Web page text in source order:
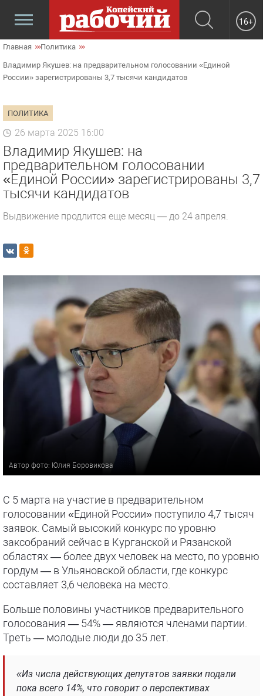
16+
Главная Политика
Владимир Якушев: на предварительном голосовании «Единой
России» зарегистрированы 3,7 тысячи кандидатов
ПОЛИТИКА
26 марта 2025 16:00
Владимир Якушев: на
предварительном голосовании
«Единой России» зарегистрированы 3,7
тысячи кандидатов
Выдвижение продлится еще месяц — до 24 апреля.
Автор фото: Юлия Боровикова
С 5 марта на участие в предварительном
голосовании «Единой России» поступило 4,7 тысяч
заявок. Самый высокий конкурс по уровню
заксобраний сейчас в Курганской и Рязанской
областях — более двух человек на место, по уровню
гордум — в Ульяновской области, где конкурс
составляет 3,6 человека на место.
Больше половины участников предварительного
голосования — 54% — являются членами партии.
Треть — молодые люди до 35 лет.
«Из числа действующих депутатов заявки подали
пока всего 14%, что говорит о перспективах